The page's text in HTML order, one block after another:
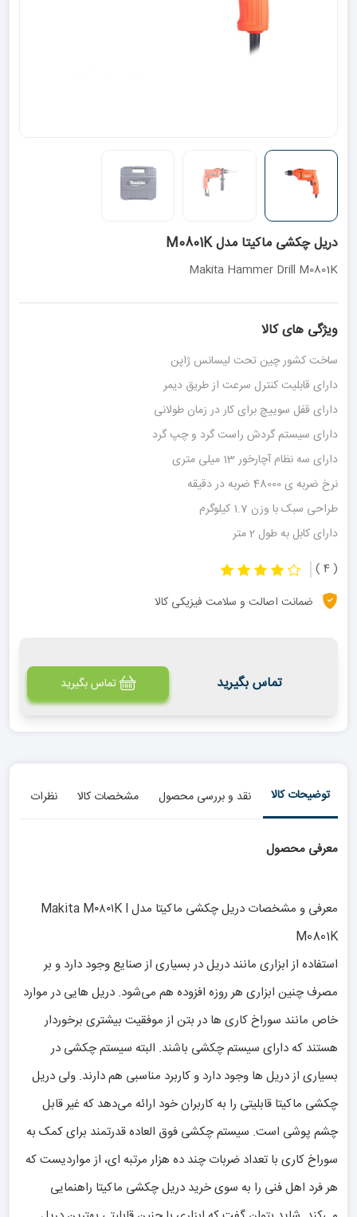
دریل چکشی ماکیتا مدل M0801K
Makita Hammer Drill M0801K
ویژگی های کالا
ساخت کشور چین تحت لیسانس ژاپن
دارای قابلیت کنترل سرعت از طریق دیمر
دارای قفل سوییچ برای کار در زمان طولانی
دارای سیستم گردش راست گرد و چپ گرد
دارای سه نظام آچارخور 13 میلی متری
نرخ ضربه ی 48000 ضربه در دقیقه
طراحی سبک با وزن 1.7 کیلوگرم
دارای کابل به طول 2 متر
( 4 )
ضمانت اصالت و سلامت فیزیکی کالا
تماس بگیرید تماس بگیرید
توضیحات کالا نقد و بررسی محصول مشخصات کالا نظرات
معرفی محصول
معرفی و مشخصات دریل چکشی ماکیتا مدل Makita M۰۸۰۱K l
M0801K
استفاده از ابزاری مانند دریل در بسیاری از صنایع وجود دارد و بر
مصرف چنین ابزاری هر روزه افزوده هم می‌شود. دریل هایی در موارد
خاص مانند سوراخ کاری ها در بتن از موفقیت بیشتری برخوردار
هستند که دارای سیستم چکشی باشند. البته سیستم چکشی در
بسیاری از دریل ها وجود دارد و کاربرد مناسبی هم دارند. ولی دریل
چکشی ماکیتا قابلیتی را به کاربران خود ارائه می‌دهد که غیر قابل
چشم پوشی است. سیستم چکشی فوق العاده قدرتمند برای کمک به
سوراخ کاری با تعداد ضربات چند ده هزار مرتبه ای، از مواردیست که
هر فرد اهل فنی را به سوی خرید دریل چکشی ماکیتا راهنمایی